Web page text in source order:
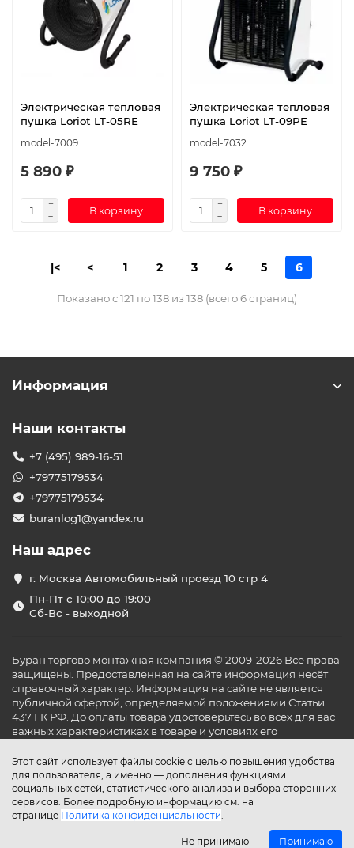
Электрическая тепловая
пушка Loriot LT-05RE
model-7009
5 890 ₽
В корзину
Электрическая тепловая
пушка Loriot LT-09PE
model-7032
9 750 ₽
В корзину
|< < 1 2 3 4 5 6
Показано с 121 по 138 из 138 (всего 6 страниц)
Этот сайт использует файлы cookie с целью повышения удобства
для пользователя, а именно — дополнения функциями
социальных сетей, статистического анализа и выбора сторонних
сервисов. Более подробную информацию см. на
странице Политика конфиденциальности.
Не принимаю Принимаю
Информация
Наши контакты
+7 (495) 989-16-51
+79775179534
+79775179534
buranlog1@yandex.ru
Наш адрес
г. Москва Автомобильный проезд 10 стр 4
Пн-Пт с 10:00 до 19:00
Сб-Вс - выходной
Буран торгово монтажная компания © 2009-2026 Все права
защищены. Предоставленная на сайте информация несёт
справочный характер. Информация на сайте не является
публичной офертой, определяемой положениями Статьи
437 ГК РФ. До оплаты товара удостоверьтесь во всех для вас
важных характеристиках в товаре и условиях его